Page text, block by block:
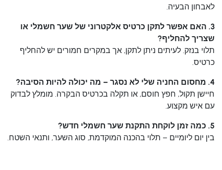
לאבחון הבעיה.
3. האם אפשר לתקן כרטיס אלקטרוני של שער חשמלי או
שצריך להחליף?
תלוי בנזק. לעיתים ניתן לתקן, אך במקרים חמורים יש להחליף
כרטיס.
4. מחסום החניה שלי לא נסגר – מה יכולה להיות הסיבה?
חיישן תקול, חפץ חוסם, או תקלה בכרטיס הבקרה. מומלץ לבדוק
עם איש מקצוע.
5. כמה זמן לוקחת התקנת שער חשמלי חדש?
בין יום ליומיים – תלוי בהכנה המוקדמת, סוג השער, ותנאי השטח.